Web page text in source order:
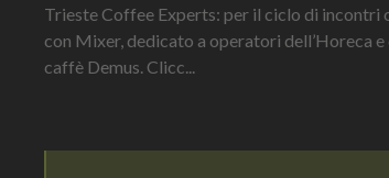
Trieste Coffee Experts: per il ciclo di
con Mixer, dedicato a operatori dell’Horeca
caffè Demus. Clicc...